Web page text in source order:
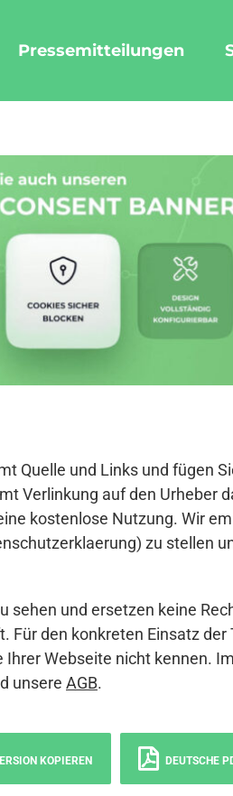
Pressemitteilungen
Quelle und Links und fügen
Verlinkung auf den Urheber
kostenlose Nutzung. Wir
zu stellen
sehen und ersetzen keine
den konkreten Einsatz
Webseite nicht kennen.
unsere AGB.
KOPIEREN DEUTSCHE